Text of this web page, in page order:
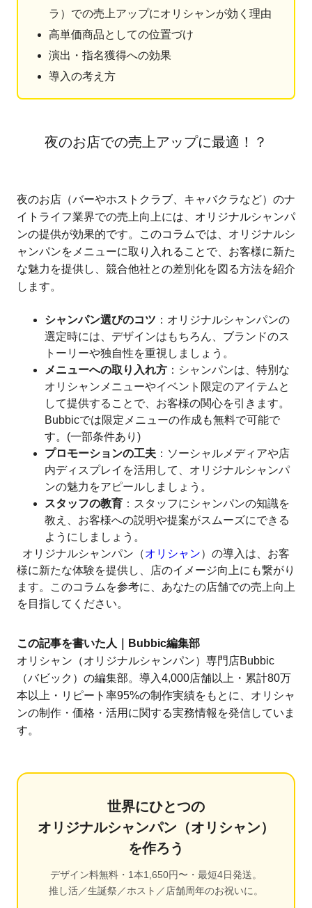
ラ）での売上アップにオリシャンが効く理由
高単価商品としての位置づけ
演出・指名獲得への効果
導入の考え方
夜のお店での売上アップに最適！？
夜のお店（バーやホストクラブ、キャバクラなど）のナ
イトライフ業界での売上向上には、オリジナルシャンパ
ンの提供が効果的です。このコラムでは、オリジナルシ
ャンパンをメニューに取り入れることで、お客様に新た
な魅力を提供し、競合他社との差別化を図る方法を紹介
します。
シャンパン選びのコツ ：オリジナルシャンパンの
選定時には、デザインはもちろん、ブランドのス
トーリーや独自性を重視しましょう。
メニューへの取り入れ方 ：シャンパンは、特別な
オリシャンメニューやイベント限定のアイテムと
して提供することで、お客様の関心を引きます。
Bubbicでは限定メニューの作成も無料で可能で
す。(一部条件あり)
プロモーションの工夫 ：ソーシャルメディアや店
内ディスプレイを活用して、オリジナルシャンパ
ンの魅力をアピールしましょう。
スタッフの教育 ：スタッフにシャンパンの知識を
教え、お客様への説明や提案がスムーズにできる
ようにしましょう。
オリジナルシャンパン（オリシャン）の導入は、お客
様に新たな体験を提供し、店のイメージ向上にも繋がり
ます。このコラムを参考に、あなたの店舗での売上向上
を目指してください。
この記事を書いた人｜Bubbic編集部
オリシャン（オリジナルシャンパン）専門店Bubbic
（バビック）の編集部。導入4,000店舗以上・累計80万
本以上・リピート率95%の制作実績をもとに、オリシャ
ンの制作・価格・活用に関する実務情報を発信していま
す。
世界にひとつの
オリジナルシャンパン（オリシャン）
を作ろう
デザイン料無料・1本1,650円〜・最短4日発送。
推し活／生誕祭／ホスト／店舗周年のお祝いに。